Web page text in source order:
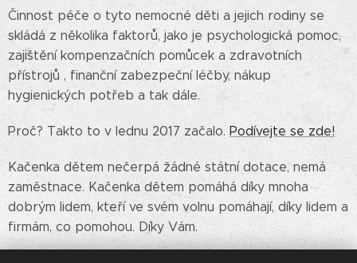
Činnost péče o tyto nemocné děti a jejich rodiny se
skládá z několika faktorů, jako je psychologická pomoc,
zajištění kompenzačních pomůcek a zdravotních
přístrojů , finanční zabezpeční léčby, nákup
hygienických potřeb a tak dále.
Proč? Takto to v lednu 2017 začalo. Podívejte se zde!
Kačenka dětem nečerpá žádné státní dotace, nemá
zaměstnace. Kačenka dětem pomáhá díky mnoha
dobrým lidem, kteří ve svém volnu pomáhají, díky lidem a
firmám, co pomohou. Díky Vám.